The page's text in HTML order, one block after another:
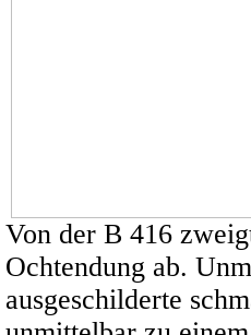
Von der B 416
Ochtendung ab.
ausgeschilderte